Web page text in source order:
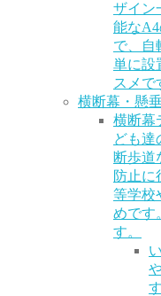
ザイン
能な
で、自
単に設
スメで
横断幕・懸
横断幕
ども達
断歩道
防止に
等学校
めです
す。